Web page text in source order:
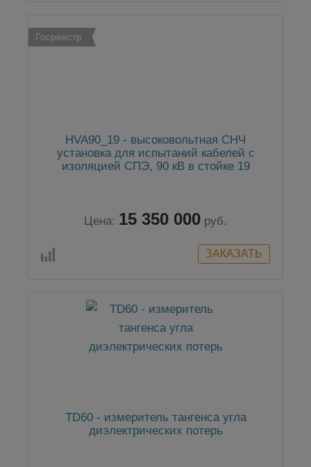
Госреестр
HVA90_19 - высоковольтная СНЧ
установка для испытаний кабелей с
изоляцией СПЭ, 90 кВ в стойке 19
Цена: 15 350 000 руб.
TD60 - измеритель тангенса угла
диэлектрических потерь